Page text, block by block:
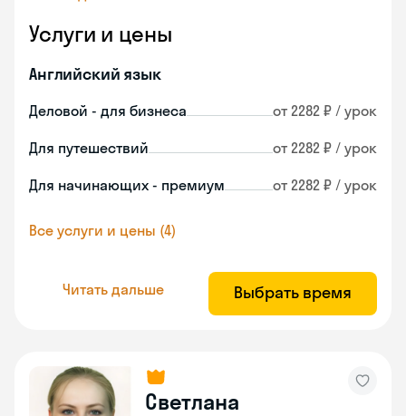
Услуги и цены
Английский язык
Деловой - для бизнеса от 2282 ₽ / урок
Для путешествий от 2282 ₽ / урок
Для начинающих - премиум от 2282 ₽ / урок
Все услуги и цены (4)
Читать дальше Выбрать время
Светлана